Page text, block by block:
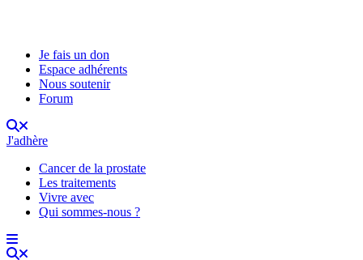
Je fais un don
Espace adhérents
Nous soutenir
Forum
J'adhère
Cancer de la prostate
Les traitements
Vivre avec
Qui sommes-nous ?